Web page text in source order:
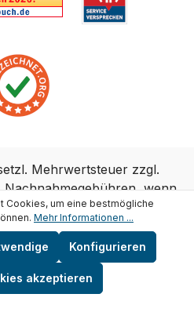
Mehrwertsteuer zzgl.
wenn
angegeben.
test-wasser.de
Cookies, um eine bestmögliche
Mehr Informationen ...
Konfigurieren
akzeptieren
widerrufen